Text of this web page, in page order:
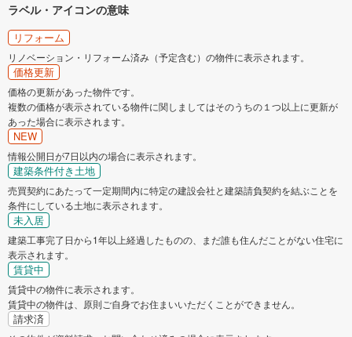
ラベル・アイコンの意味
リフォーム
リノベーション・リフォーム済み（予定含む）の物件に表示されます。
価格更新
価格の更新があった物件です。
複数の価格が表示されている物件に関しましてはそのうちの１つ以上に更新が
あった場合に表示されます。
NEW
情報公開日が7日以内の場合に表示されます。
建築条件付き土地
売買契約にあたって一定期間内に特定の建設会社と建築請負契約を結ぶことを
条件にしている土地に表示されます。
未入居
建築工事完了日から1年以上経過したものの、まだ誰も住んだことがない住宅に
表示されます。
賃貸中
賃貸中の物件に表示されます。
賃貸中の物件は、原則ご自身でお住まいいただくことができません。
請求済